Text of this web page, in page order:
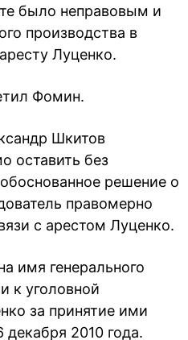
было неправовым и
производства в
Луценко.
Фомин.
Шкитов
оставить без
решение о
правомерно
с арестом Луценко.
имя генерального
к уголовной
за принятие ими
2010 года.